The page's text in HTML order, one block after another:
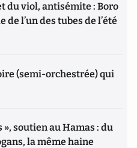
du viol, antisémite : Boro
de l’un des tubes de l’été
(semi-orchestrée) qui
», soutien au Hamas : du
la même haine